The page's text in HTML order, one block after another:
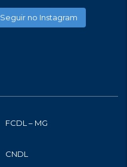
Seguir no Instagram
FCDL – MG
CNDL